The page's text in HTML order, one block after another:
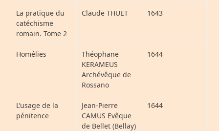
La pratique du
catéchisme
romain. Tome 2
Claude THUET 1643
Homélies
Théophane
KERAMEUS
Archévêque de
Rossano
1644
L’usage de la
pénitence
Jean-Pierre
CAMUS Evêque
de Bellet (Bellay)
1644